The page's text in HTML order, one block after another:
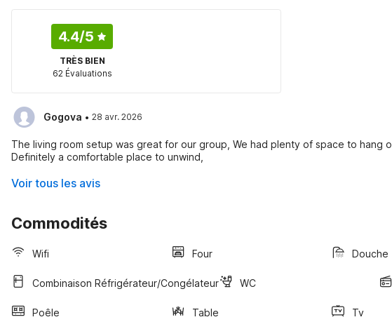
4.4/5
TRÈS BIEN
62 Évaluations
Gogova · 28 avr. 2026
The living room setup was great for our group, We had plenty of space to hang
Definitely a comfortable place to unwind,
Voir tous les avis
Commodités
Wifi Four Douche
Combinaison Réfrigérateur/congélateur WC
Poêle Table Tv